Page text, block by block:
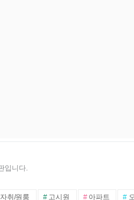
입니다.
자취/원룸 #고시원 #아파트 #